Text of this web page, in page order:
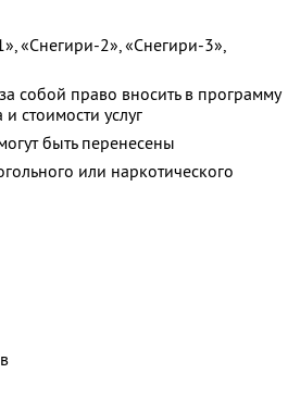
«Снегири-2», «Снегири-3»,
собой право вносить в программу
стоимости услуг
быть перенесены
или наркотического